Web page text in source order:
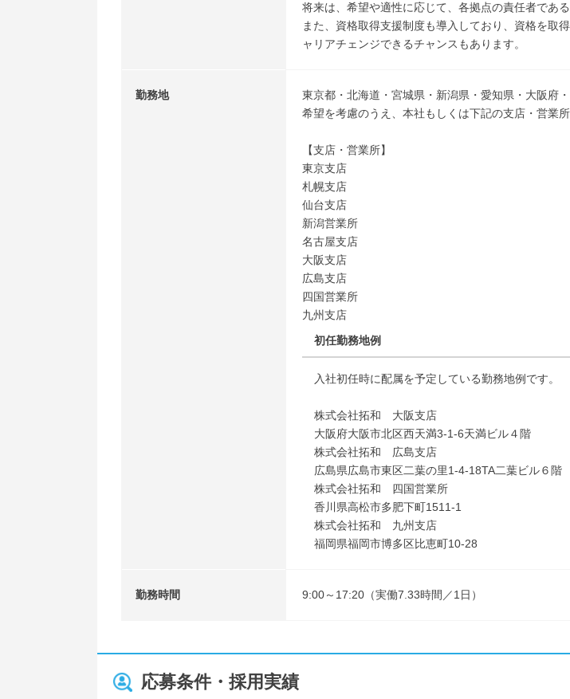
将来は、希望や適性に応じて、各拠点の責任者であ
また、資格取得支援制度も導入しており、資格を取
ャリアチェンジできるチャンスもあります。
勤務地
東京都・北海道・宮城県・新潟県・愛知県・大阪府
希望を考慮のうえ、本社もしくは下記の支店・営業所
【支店・営業所】
東京支店
札幌支店
仙台支店
新潟営業所
名古屋支店
大阪支店
広島支店
四国営業所
九州支店
初任勤務地例
入社初任時に配属を予定している勤務地例です。
株式会社拓和 大阪支店
大阪府大阪市北区西天満3-1-6天満ビル４階
株式会社拓和 広島支店
広島県広島市東区二葉の里1-4-18TA二葉ビル６階
株式会社拓和 四国営業所
香川県高松市多肥下町1511-1
株式会社拓和 九州支店
福岡県福岡市博多区比恵町10-28
勤務時間 9:00～17:20（実働7.33時間／1日）
応募条件・採用実績